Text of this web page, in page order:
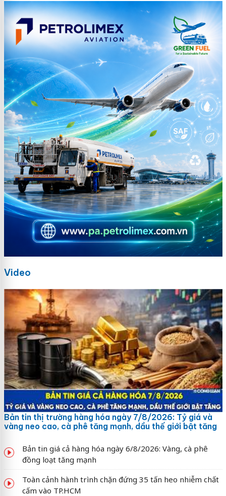
Video
Bản tin thị trường hàng hóa ngày 7/8/2026: Tỷ giá và
vàng neo cao, cà phê tăng mạnh, dầu thế giới bật tăng
Bản tin giá cả hàng hóa ngày 6/8/2026: Vàng, cà phê
đồng loạt tăng mạnh
Toàn cảnh hành trình chặn đứng 35 tấn heo nhiễm chất
cấm vào TP.HCM